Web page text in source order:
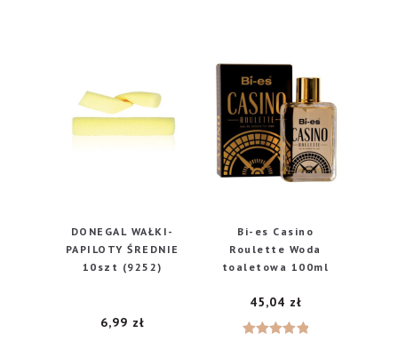
DONEGAL WAŁKI-
PAPILOTY ŚREDNIE
10szt (9252)
6,99 zł
Bi-es Casino
Roulette Woda
toaletowa 100ml
45,04 zł